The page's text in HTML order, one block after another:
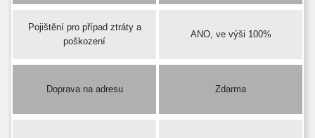
Pojištění pro případ ztráty a
poškození
ANO, ve výši 100%
Doprava na adresu Zdarma